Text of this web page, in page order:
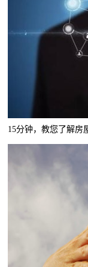
15分钟，教您了解房